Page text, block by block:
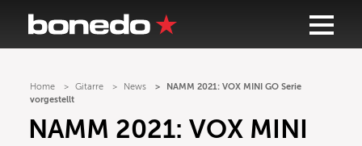
Home Gitarre News
NAMM 2021: VOX MINI GO Serie
vorgestellt
NAMM 2021: VOX MINI